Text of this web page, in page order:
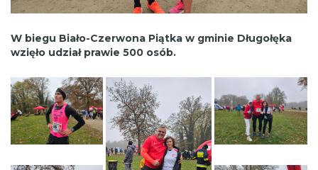
W biegu Biało-Czerwona Piątka w gminie Długołęka
wzięło udział prawie 500 osób.